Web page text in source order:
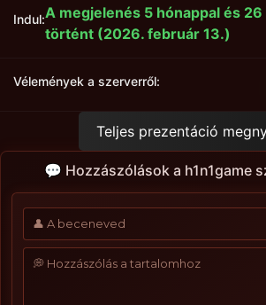
Indul:A megjelenés 5 hónappal és
történt (2026. február 13.)
Vélemények a szerverről:
Teljes prezentáció
💬 Hozzászólások a h1n1game